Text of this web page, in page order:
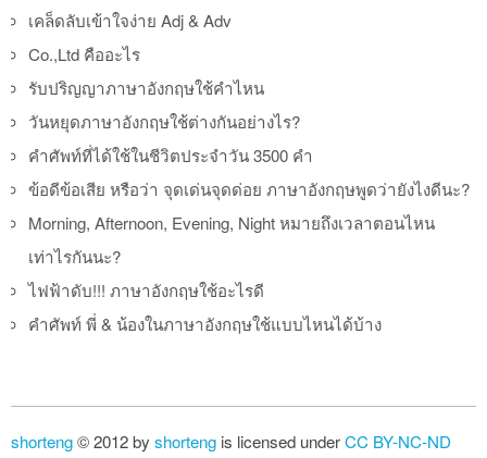
เคล็ดลับเข้าใจง่าย Adj & Adv
Co.,Ltd คืออะไร
รับปริญญาภาษาอังกฤษใช้คำไหน
วันหยุดภาษาอังกฤษใช้ต่างกันอย่างไร?
คำศัพท์ที่ได้ใช้ในชีวิตประจำวัน 3500 คำ
ข้อดีข้อเสีย หรือว่า จุดเด่นจุดด่อย ภาษาอังกฤษพูดว่ายังไงดีนะ?
Morning, Afternoon, Evening, Night หมายถึงเวลาตอนไหน
เท่าไรกันนะ?
ไฟฟ้าดับ!!! ภาษาอังกฤษใช้อะไรดี
คำศัพท์ พี่ & น้องในภาษาอังกฤษใช้แบบไหนได้บ้าง
shorteng© 2012 by shorteng is licensed underCC BY-NC-ND